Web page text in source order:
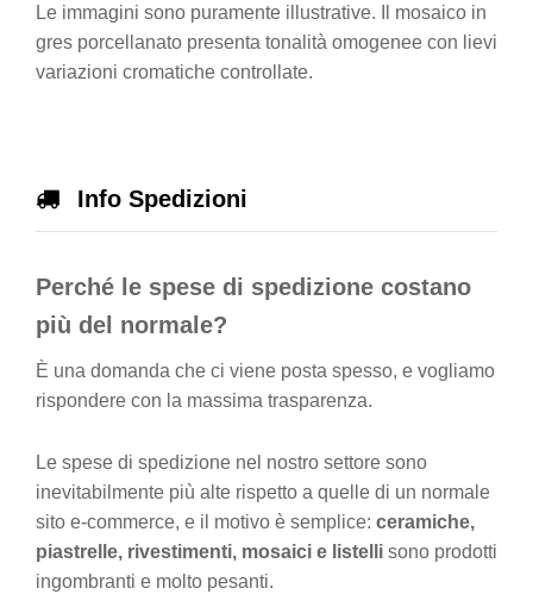
Le immagini sono puramente illustrative. Il mosaico in
gres porcellanato presenta tonalità omogenee con lievi
variazioni cromatiche controllate.
Info Spedizioni
Perché le spese di spedizione costano
più del normale?
È una domanda che ci viene posta spesso, e vogliamo
rispondere con la massima trasparenza.
Le spese di spedizione nel nostro settore sono
inevitabilmente più alte rispetto a quelle di un normale
sito e-commerce, e il motivo è semplice: ceramiche,
piastrelle, rivestimenti, mosaici e listelli sono prodotti
ingombranti e molto pesanti.